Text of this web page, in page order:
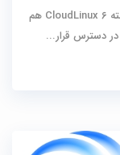
نسخه ۲.۶.۳۲-۸۹۶.۱۶.۱.lve1.4.54 مربوط به هسته ۶ CloudLinux هم